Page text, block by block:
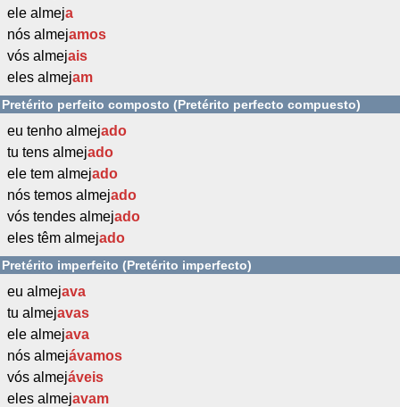
ele almeja
nós almejamos
vós almejais
eles almejam
Pretérito perfeito composto (Pretérito perfecto compuesto)
eu tenho almejado
tu tens almejado
ele tem almejado
nós temos almejado
vós tendes almejado
eles têm almejado
Pretérito imperfeito (Pretérito imperfecto)
eu almejava
tu almejavas
ele almejava
nós almejávamos
vós almejáveis
eles almejavam